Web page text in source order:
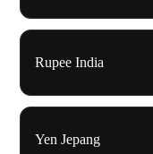
Rupee India
Yen Jepang